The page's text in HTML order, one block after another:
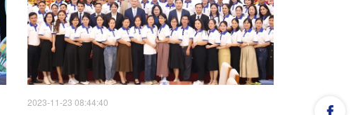
2023-11-23 08:44:40